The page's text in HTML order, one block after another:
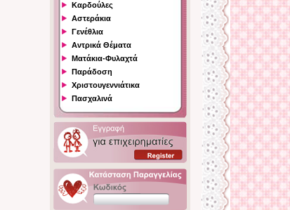
Καρδούλες
Αστεράκια
Γενέθλια
Αντρικά Θέματα
Ματάκια-Φυλαχτά
Παράδοση
Χριστουγεννιάτικα
Πασχαλινά